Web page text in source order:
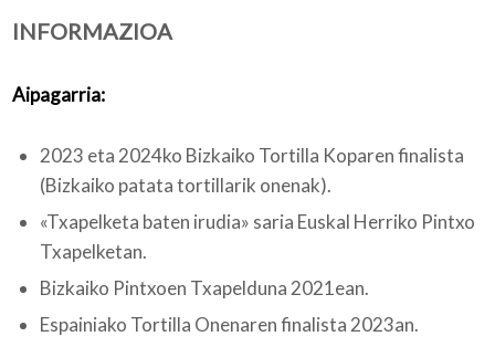
Bloga
INFORMAZIOA
Aipagarria:
2023 eta 2024ko Bizkaiko Tortilla Koparen finalista
(Bizkaiko patata tortillarik onenak).
«Txapelketa baten irudia» saria Euskal Herriko Pintxo
Txapelketan.
Bizkaiko Pintxoen Txapelduna 2021ean.
Espainiako Tortilla Onenaren finalista 2023an.